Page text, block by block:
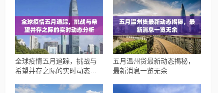
全球疫情五月追踪，挑战与
希望并存之际的实时动态分
五月温州贷最新动态揭秘，
最新消息一览无余